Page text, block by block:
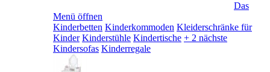
Das
Menü öffnen
Kinderbetten Kinderkommoden Kleiderschränke für
Kinder Kinderstühle Kindertische + 2 nächste
Kindersofas Kinderregale